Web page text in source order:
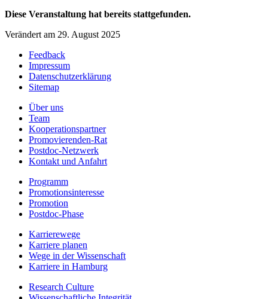
Diese Veranstaltung hat bereits stattgefunden.
Verändert am 29. August 2025
Feedback
Impressum
Datenschutzerklärung
Sitemap
Über uns
Team
Kooperationspartner
Promovierenden-Rat
Postdoc-Netzwerk
Kontakt und Anfahrt
Programm
Promotionsinteresse
Promotion
Postdoc-Phase
Karrierewege
Karriere planen
Wege in der Wissenschaft
Karriere in Hamburg
Research Culture